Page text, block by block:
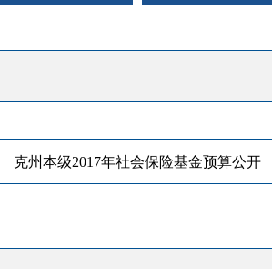
克州本级2017年社会保险基金预算公开